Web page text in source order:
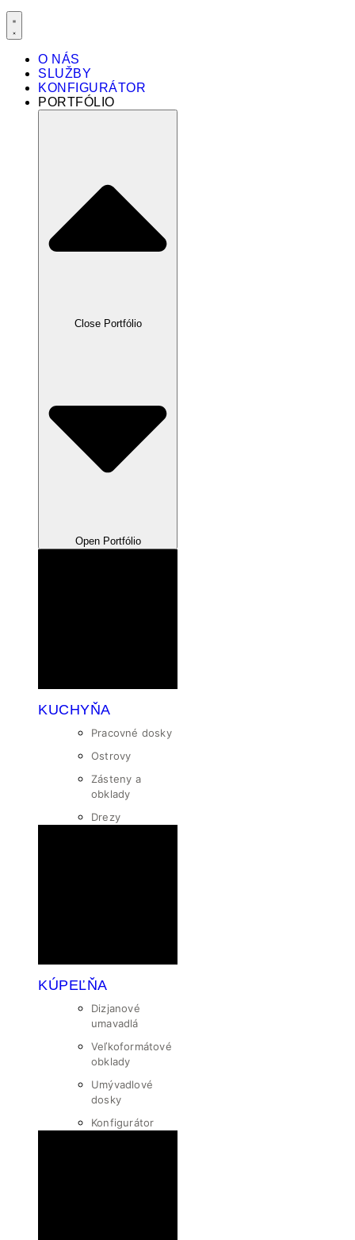
O NÁS
SLUŽBY
KONFIGURÁTOR
PORTFÓLIO
Close Portfólio
Open Portfólio
KUCHYŇA
Pracovné dosky
Ostrovy
Zásteny a
obklady
Drezy
KÚPEĽŇA
Dizjanové
umavadlá
Veľkoformátové
obklady
Umývadlové
dosky
Konfigurátor